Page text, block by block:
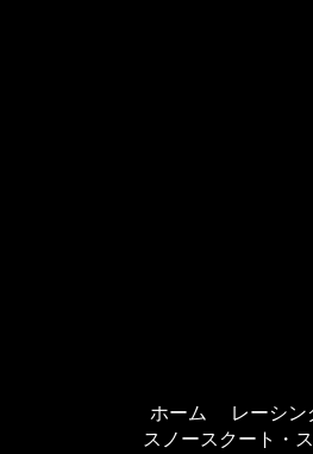
ホーム
レーシン
スノースクート・